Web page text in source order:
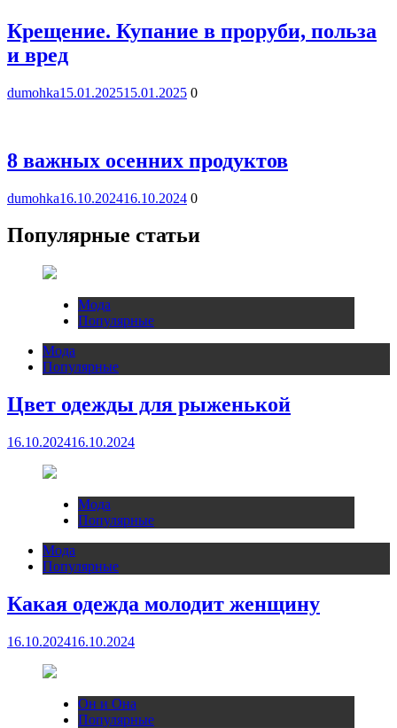
Крещение. Купание в проруби, польза
и вред
dumohka15.01.202515.01.2025 0
8 важных осенних продуктов
dumohka16.10.202416.10.2024 0
Популярные статьи
Мода
Популярные
Мода
Популярные
Цвет одежды для рыженькой
16.10.202416.10.2024
Мода
Популярные
Мода
Популярные
Какая одежда молодит женщину
16.10.202416.10.2024
Он и Она
Популярные